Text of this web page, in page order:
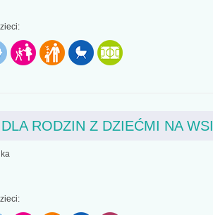
RODZIN Z DZIEĆMI NA WSI